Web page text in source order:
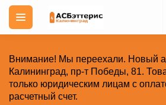
Внимание! Мы переехали. Новый
Калининград, пр-т Победы, 81.
только юридическим лицам с
расчетный счет.